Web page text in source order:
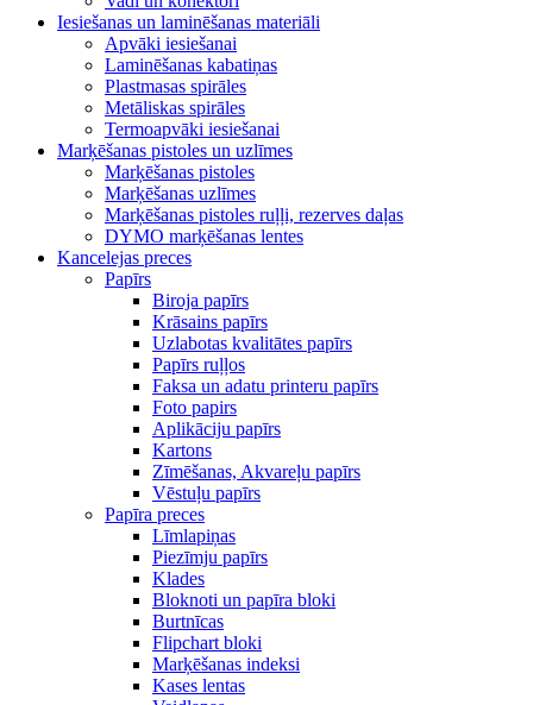
Iesiešanas un laminēšanas materiāli
Apvāki iesiešanai
Laminēšanas kabatiņas
Plastmasas spirāles
Metāliskas spirāles
Termoapvāki iesiešanai
Marķēšanas pistoles un uzlīmes
Marķēšanas pistoles
Marķēšanas uzlīmes
Marķēšanas pistoles ruļļi, rezerves daļas
DYMO marķēšanas lentes
Kancelejas preces
Papīrs
Biroja papīrs
Krāsains papīrs
Uzlabotas kvalitātes papīrs
Papīrs ruļļos
Faksa un adatu printeru papīrs
Foto papirs
Aplikāciju papīrs
Kartons
Zīmēšanas, Akvareļu papīrs
Vēstuļu papīrs
Papīra preces
Līmlapiņas
Piezīmju papīrs
Klades
Bloknoti un papīra bloki
Burtnīcas
Flipchart bloki
Marķēšanas indeksi
Kases lentas